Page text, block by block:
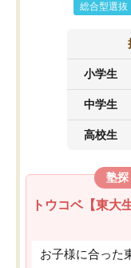
総合型選抜
小学生
中学生
高校生
塾探
トウコベ【東大
お子様に合った